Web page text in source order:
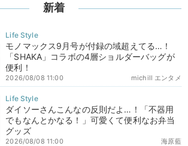
新着
モノマックス9月号が付録の域超えてる…！
「SHAKA」コラボの4層ショルダーバッグが
便利！
michill エンタメ
2026/08/08 11:00
ダイソーさんこんなの反則だよ…！「不器用
でもなんとかなる！」可愛くて便利なお弁当
グッズ
海原藍
2026/08/08 11:00